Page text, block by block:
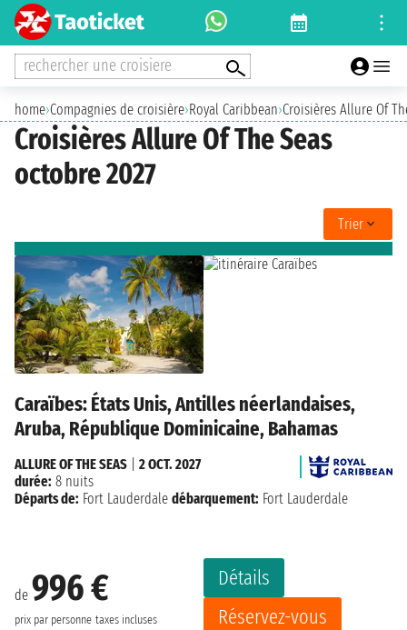
rechercher une croisiere
home›Compagnies de croisière›Royal Caribbean›Croisières Allure Of
Croisières Allure Of The Seas
octobre 2027
Trier
Caraïbes: États Unis, Antilles néerlandaises,
Aruba, République Dominicaine, Bahamas
de 996 €
prix par personne taxes incluses
Détails
Réservez-vous
ALLURE OF THE SEAS
2 OCT. 2027
durée: 8 nuits
Départs de: Fort Lauderdale débarquement: Fort Lauderdale